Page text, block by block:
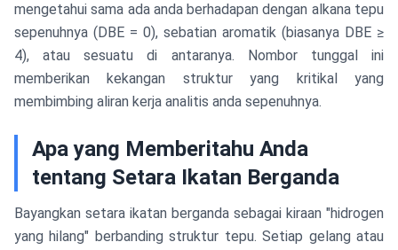
mengetahui sama ada anda berhadapan dengan alkana tepu
sepenuhnya (DBE = 0), sebatian aromatik (biasanya DBE ≥
4), atau sesuatu di antaranya. Nombor tunggal ini
memberikan kekangan struktur yang kritikal yang
membimbing aliran kerja analitis anda sepenuhnya.
Apa yang Memberitahu Anda
tentang Setara Ikatan Berganda
Bayangkan setara ikatan berganda sebagai kiraan "hidrogen
yang hilang" berbanding struktur tepu. Setiap gelang atau